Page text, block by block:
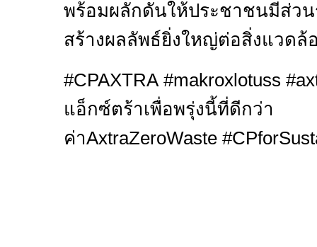
พร้อมผลักดันให้ประชาชนมีส่
สร้างผลลัพธ์ยิ่งใหญ่ต่อสิ่งแวดล้
#CPAXTRA #makroxlotuss
แอ็กซ์ตร้าเพื่อพรุ่งนี้
ค่าAxtraZeroWaste